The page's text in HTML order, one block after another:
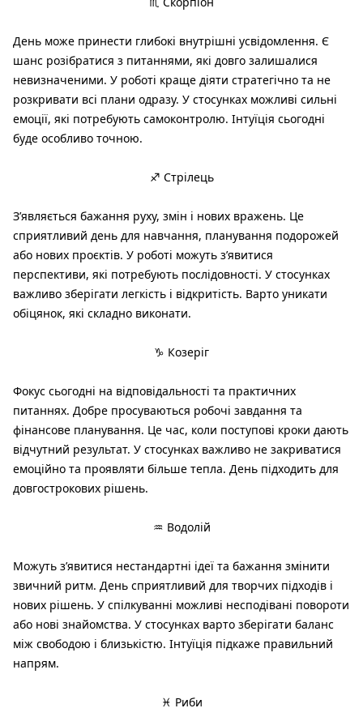
День може принести глибокі внутрішні усвідомлення. Є
шанс розібратися з питаннями, які довго залишалися
невизначеними. У роботі краще діяти стратегічно та не
розкривати всі плани одразу. У стосунках можливі сильні
емоції, які потребують самоконтролю. Інтуїція сьогодні
буде особливо точною.
♐ Стрілець
З’являється бажання руху, змін і нових вражень. Це
сприятливий день для навчання, планування подорожей
або нових проєктів. У роботі можуть з’явитися
перспективи, які потребують послідовності. У стосунках
важливо зберігати легкість і відкритість. Варто уникати
обіцянок, які складно виконати.
♑ Козеріг
Фокус сьогодні на відповідальності та практичних
питаннях. Добре просуваються робочі завдання та
фінансове планування. Це час, коли поступові кроки дають
відчутний результат. У стосунках важливо не закриватися
емоційно та проявляти більше тепла. День підходить для
довгострокових рішень.
♒ Водолій
Можуть з’явитися нестандартні ідеї та бажання змінити
звичний ритм. День сприятливий для творчих підходів і
нових рішень. У спілкуванні можливі несподівані повороти
або нові знайомства. У стосунках варто зберігати баланс
між свободою і близькістю. Інтуїція підкаже правильний
напрям.
♓ Риби